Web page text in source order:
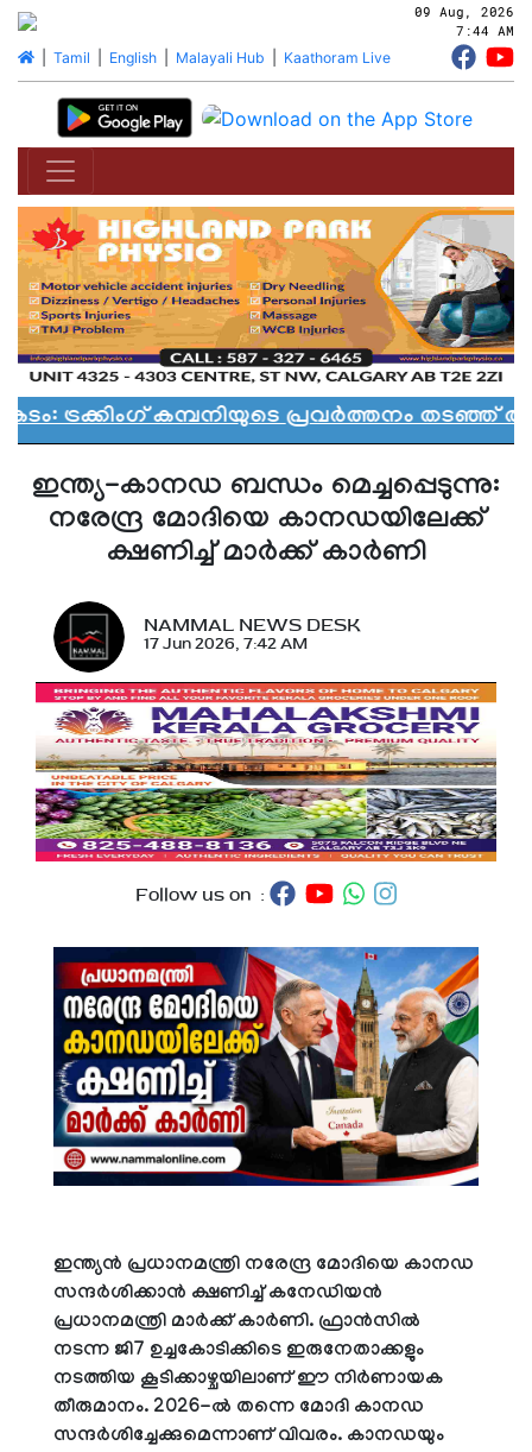
09 Aug, 2026
7:44 AM
| Tamil English| Malayali Hub Kaathoram Live
കമ്പനിയുടെ പ്രവർത്തനം തടഞ്ഞ്
ഇന്ത്യ-കാനഡ ബന്ധം മെച്ചപ്പെടുന്നു:
നരേന്ദ്ര മോദിയെ കാനഡയിലേക്ക്
ക്ഷണിച്ച് മാർക്ക് കാർണി
NAMMAL NEWS DESK
17 Jun 2026, 7:42 AM
Follow us on :
ഇന്ത്യൻ പ്രധാനമന്ത്രി നരേന്ദ്ര മോദിയെ കാനഡ
സന്ദർശിക്കാൻ ക്ഷണിച്ച് കനേഡിയൻ
പ്രധാനമന്ത്രി മാർക്ക് കാർണി. ഫ്രാൻസിൽ
നടന്ന ജി7 ഉച്ചകോടിക്കിടെ ഇരുനേതാക്കളും
നടത്തിയ കൂടിക്കാഴ്ചയിലാണ് ഈ നിർണായക
തീരുമാനം. 2026-ൽ തന്നെ മോദി കാനഡ
സന്ദർശിച്ചേക്കുമെന്നാണ് വിവരം. കാനഡയും